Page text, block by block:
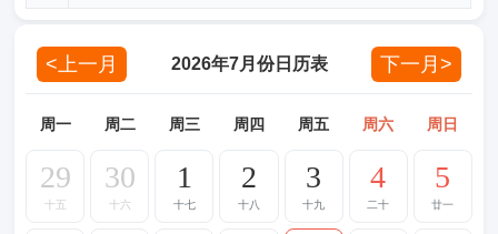
<上一月 2026年7月份日历表 下一月>
周一 周二 周三 周四 周五 周六 周日
29
十五
30
十六
1
十七
2
十八
3
十九
4
二十
5
廿一